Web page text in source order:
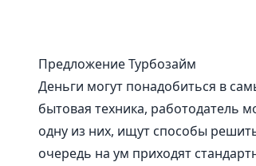
Предложение Турбозайм
Деньги могут понадобиться в
бытовая техника, работодатель
одну из них, ищут способы
очередь на ум приходят